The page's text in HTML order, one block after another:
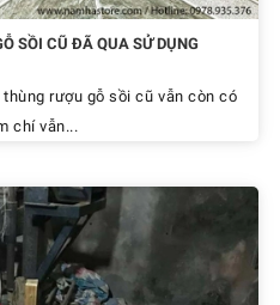
SỒI CŨ ĐÃ QUA SỬ DỤNG
rượu gỗ sồi cũ vẫn còn có
chí vẫn...